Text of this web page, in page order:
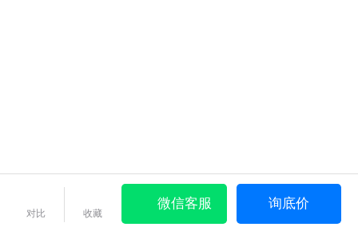
对比 收藏
微信客服 询底价